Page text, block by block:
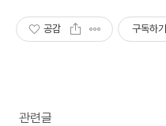
공감 구독하기
관련글